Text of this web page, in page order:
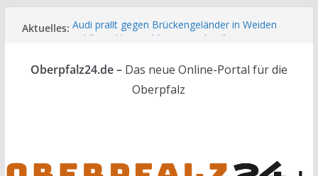
Inhalt
Aktuelles: Audi prallt gegen Brückengeländer in Weiden
Kindergeburtstag endet für Erwachsene im
Polizeigewahrsam
Wenn selbst der Polizeialltag kurios wird
Oberpfalz24.de – Das neue Online-Portal für die
Oberpfalz